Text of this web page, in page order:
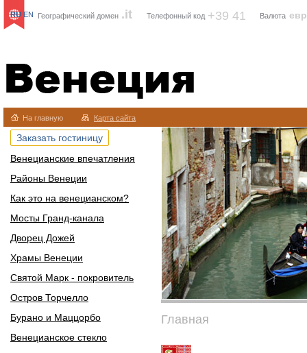
Венеция
Географический домен .it Телефонный код +39 41 Валюта
RU EN
На главную Карта сайта
Заказать гостиницу
Венецианские впечатления
Районы Венеции
Как это на венецианском?
Мосты Гранд-канала
Дворец Дожей
Храмы Венеции
Святой Марк - покровитель
Остров Торчелло
Бурано и Маццорбо
Венецианское стекло
Главная